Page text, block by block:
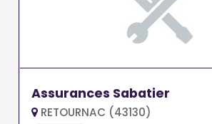
Assurances Sabatier
RETOURNAC (43130)